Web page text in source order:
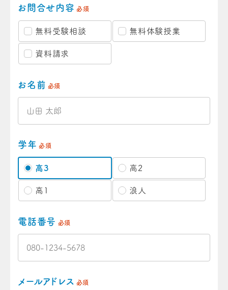
お問合せ内容 必須
無料受験相談 無料体験授業
資料請求
お名前 必須
学年 必須
高3 高2
高1 浪人
電話番号 必須
メールアドレス 必須